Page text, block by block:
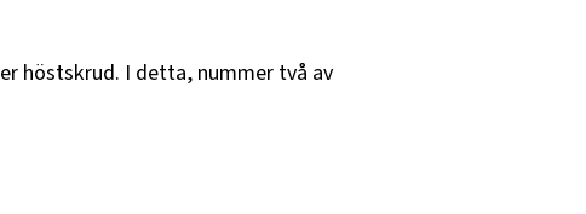
höstskrud. I detta, nummer två av